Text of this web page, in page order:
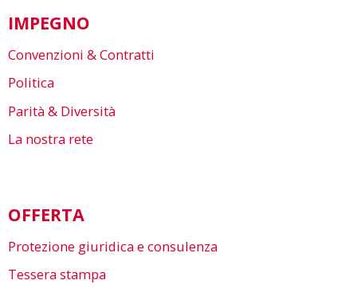
IMPEGNO
Convenzioni & Contratti
Politica
Parità & Diversità
La nostra rete
OFFERTA
Protezione giuridica e consulenza
Tessera stampa